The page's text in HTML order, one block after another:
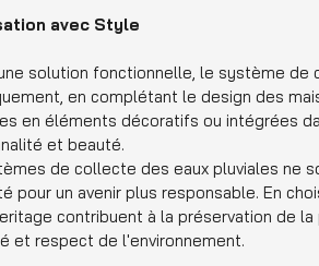
avec Style
solution fonctionnelle, le système
en complétant le design des
en éléments décoratifs ou intégrées
et beauté.
de collecte des eaux pluviales ne
pour un avenir plus responsable. En
contribuent à la préservation de
et respect de l'environnement.